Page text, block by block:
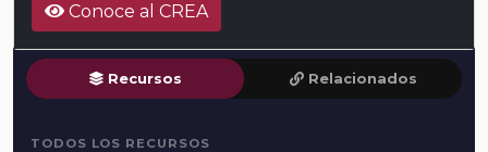
Conoce al CREA
Recursos Relacionados
TODOS LOS RECURSOS